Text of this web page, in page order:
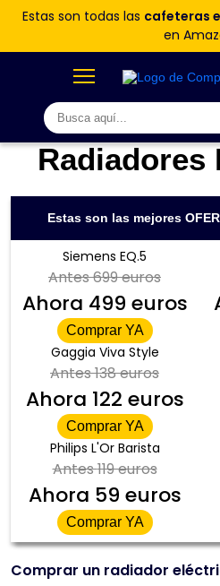
Estas son todas las cafeteras
en
Radiadores
Estas son las mejores
Siemens EQ.5
Antes699 euros
Ahora 499 euros
Comprar YA
Gaggia Viva Style
Antes138 euros
Ahora 122 euros
Comprar YA
Philips L'Or Barista
Antes119 euros
Ahora 59 euros
Comprar YA
Comprar un radiador